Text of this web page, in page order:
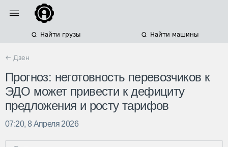
Найти грузы Найти машины
← Дзен
Прогноз: неготовность перевозчиков к
ЭДО может привести к дефициту
предложения и росту тарифов
07:20, 8 Апреля 2026